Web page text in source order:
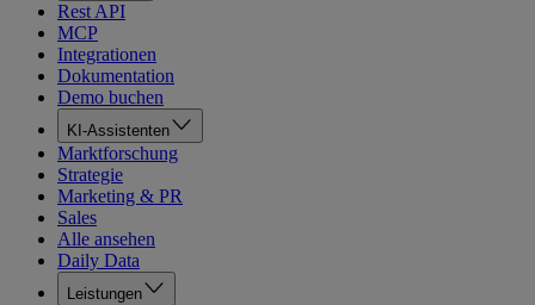
Rest API
MCP
Integrationen
Dokumentation
Demo buchen
KI-Assistenten
Marktforschung
Strategie
Marketing & PR
Sales
Alle ansehen
Daily Data
Leistungen